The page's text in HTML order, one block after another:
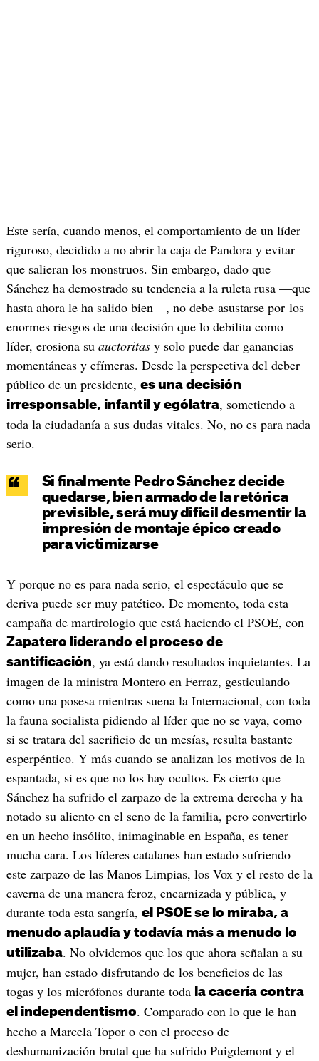
Este sería, cuando menos, el comportamiento de un líder
riguroso, decidido a no abrir la caja de Pandora y evitar
que salieran los monstruos. Sin embargo, dado que
Sánchez ha demostrado su tendencia a la ruleta rusa —que
hasta ahora le ha salido bien—, no debe asustarse por los
enormes riesgos de una decisión que lo debilita como
líder, erosiona su auctoritas y solo puede dar ganancias
momentáneas y efímeras. Desde la perspectiva del deber
público de un presidente, es una decisión
irresponsable, infantil y ególatra, sometiendo a
toda la ciudadanía a sus dudas vitales. No, no es para nada
serio.
Si finalmente Pedro Sánchez decide
quedarse, bien armado de la retórica
previsible, será muy difícil desmentir la
impresión de montaje épico creado
para victimizarse
Y porque no es para nada serio, el espectáculo que se
deriva puede ser muy patético. De momento, toda esta
campaña de martirologio que está haciendo el PSOE, con
Zapatero liderando el proceso de
santificación, ya está dando resultados inquietantes. La
imagen de la ministra Montero en Ferraz, gesticulando
como una posesa mientras suena la Internacional, con toda
la fauna socialista pidiendo al líder que no se vaya, como
si se tratara del sacrificio de un mesías, resulta bastante
esperpéntico. Y más cuando se analizan los motivos de la
espantada, si es que no los hay ocultos. Es cierto que
Sánchez ha sufrido el zarpazo de la extrema derecha y ha
notado su aliento en el seno de la familia, pero convertirlo
en un hecho insólito, inimaginable en España, es tener
mucha cara. Los líderes catalanes han estado sufriendo
este zarpazo de las Manos Limpias, los Vox y el resto de la
caverna de una manera feroz, encarnizada y pública, y
durante toda esta sangría, el PSOE se lo miraba, a
menudo aplaudía y todavía más a menudo lo
utilizaba. No olvidemos que los que ahora señalan a su
mujer, han estado disfrutando de los beneficios de las
togas y los micrófonos durante toda la cacería contra
el independentismo. Comparado con lo que le han
hecho a Marcela Topor o con el proceso de
deshumanización brutal que ha sufrido Puigdemont y el